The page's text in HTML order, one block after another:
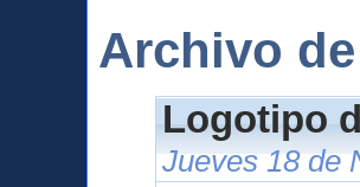
Archivo
Logotipo
Jueves 18 de